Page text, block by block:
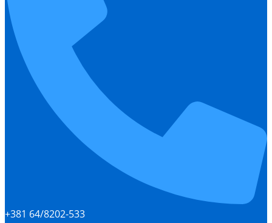
+381 64/8202-533